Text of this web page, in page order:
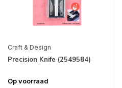
Craft & Design
Precision Knife (2549584)
Op voorraad